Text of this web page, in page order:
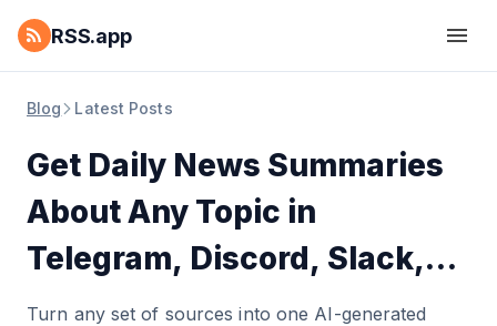
RSS.app
Blog Latest Posts
Get Daily News Summaries
About Any Topic in
Telegram, Discord, Slack,
and Email
Turn any set of sources into one AI-generated